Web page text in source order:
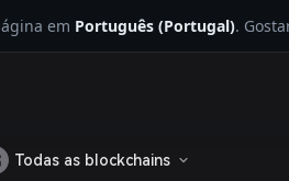
em Português (Portugal).
Todas as blockchains